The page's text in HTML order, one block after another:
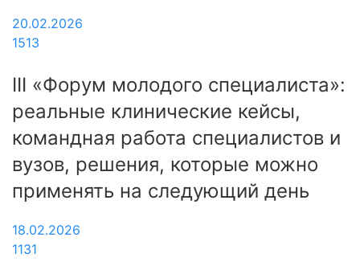
20.02.2026
1513
III «Форум молодого специалиста»:
реальные клинические кейсы,
командная работа специалистов и
вузов, решения, которые можно
применять на следующий день
18.02.2026
1131